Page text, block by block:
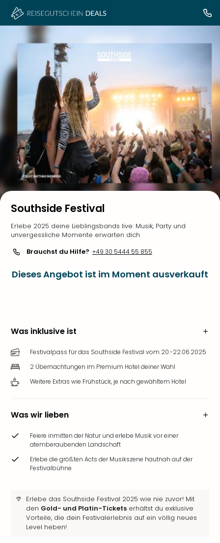
Southside Festival
Erlebe 2025 deine Lieblingsbands live: Musik, Party und
unvergessliche Momente erwarten dich
Brauchst du Hilfe? +49 30 5444 55 855
Dieses Angebot ist im Moment ausverkauft
Was inklusive ist
Festivalpass für das Southside Festival vom 20.-22.06.2025
2 Übernachtungen im Premium Hotel deiner Wahl
Weitere Extras wie Frühstück, je nach gewähltem Hotel
Was wir lieben
Feiere inmitten der Natur und erlebe Musik vor einer
atemberaubenden Landschaft
Erlebe die größten Acts der Musikszene hautnah auf der
Festivalbühne
Erlebe das Southside Festival 2025 wie nie zuvor! Mit
den Gold- und Platin-Tickets erhältst du exklusive
Vorteile, die dein Festivalerlebnis auf ein völlig neues
Level heben!